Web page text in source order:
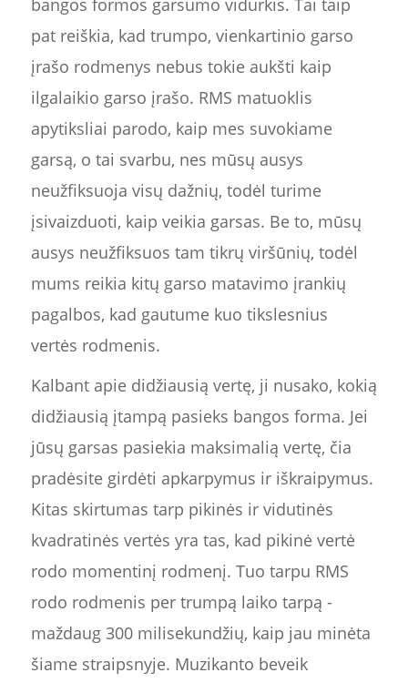
pat reiškia, kad trumpo, vienkartinio garso
įrašo rodmenys nebus tokie aukšti kaip
ilgalaikio garso įrašo. RMS matuoklis
apytiksliai parodo, kaip mes suvokiame
garsą, o tai svarbu, nes mūsų ausys
neužfiksuoja visų dažnių, todėl turime
įsivaizduoti, kaip veikia garsas. Be to, mūsų
ausys neužfiksuos tam tikrų viršūnių, todėl
mums reikia kitų garso matavimo įrankių
pagalbos, kad gautume kuo tikslesnius
vertės rodmenis.
Kalbant apie didžiausią vertę, ji nusako, kokią
didžiausią įtampą pasieks bangos forma. Jei
jūsų garsas pasiekia maksimalią vertę, čia
pradėsite girdėti apkarpymus ir iškraipymus.
Kitas skirtumas tarp pikinės ir vidutinės
kvadratinės vertės yra tas, kad pikinė vertė
rodo momentinį rodmenį. Tuo tarpu RMS
rodo rodmenis per trumpą laiko tarpą -
maždaug 300 milisekundžių, kaip jau minėta
šiame straipsnyje. Muzikanto beveik